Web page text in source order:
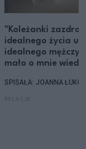
"Koleżanki
idealnego życia u
idealnego
mało o mnie
SPISAŁA: JOANNA